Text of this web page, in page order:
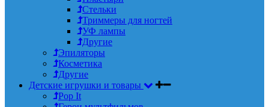
Стельки
Триммеры для ногтей
УФ лампы
Другие
Эпиляторы
Косметика
Другие
Детские игрушки и товары
Pop It